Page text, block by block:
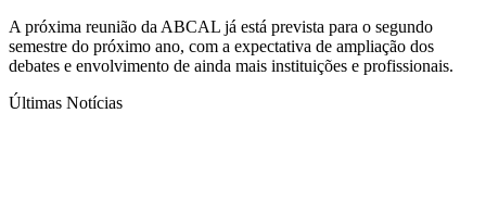
A próxima reunião da ABCAL já está prevista para o segundo
semestre do próximo ano, com a expectativa de ampliação dos
debates e envolvimento de ainda mais instituições e profissionais.
Últimas Notícias